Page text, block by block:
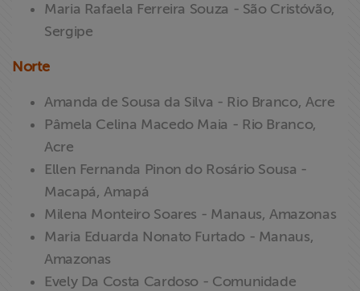
Maria Rafaela Ferreira Souza - São Cristóvão,
Sergipe
Norte
Amanda de Sousa da Silva - Rio Branco, Acre
Pâmela Celina Macedo Maia - Rio Branco,
Acre
Ellen Fernanda Pinon do Rosário Sousa -
Macapá, Amapá
Milena Monteiro Soares - Manaus, Amazonas
Maria Eduarda Nonato Furtado - Manaus,
Amazonas
Evely Da Costa Cardoso - Comunidade